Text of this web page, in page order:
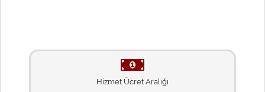
Hizmet Ücret Aralığı